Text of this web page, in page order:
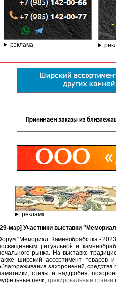
реклама
реклама
мар] Участники выставки
"Мемориал. Камнеобработка -
ритуальной и
рынка. На выставке
широкий ассортимент товаров
захоронений, средства
стелы и надгробия,
печи, гравировальные станки